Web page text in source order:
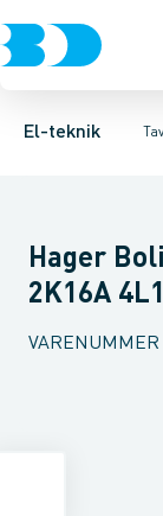
El-teknik
Afbrydere,
Tavler, kapsling
Tilbehør til
Hager
2K16A
VARENUMMER